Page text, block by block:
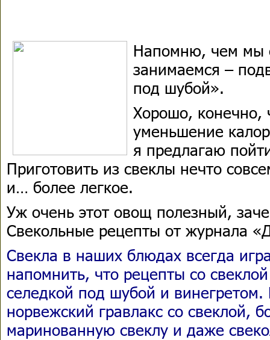
Напомню, чем мы
занимаемся –
под шубой».
Хорошо, конечно,
уменьшение
я предлагаю
Приготовить из свеклы нечто
и… более легкое.
Уж очень этот овощ полезный,
Свекольные рецепты от журнала
Свекла в наших блюдах всегда
напомнить, что рецепты со
селедкой под шубой и винегретом.
норвежский гравлакс со свеклой,
маринованную свеклу и даже